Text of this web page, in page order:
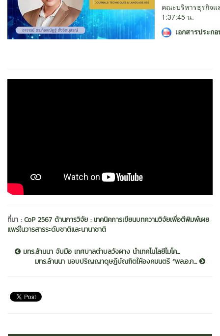
คณะบริหารธุรกิจ
1:37:45 น.
เอกสารประก
ที่มา :CoP 2567 ด้านการวิจัย : เทคนิคการเขียนบทความวิจัยเพื่อตีพิมพ์เผย
แพร่ในวารสารระดับชาติและนานาชาติ
มทร.ล้านนา จับมือ เทศบาลตำบลวังผาง นำเทคโนโลยีไมโค...
มทร.ล้านนา มอบปริญญาดุษฎีบัณฑิตให้องคมนตรี “พล.อ.ก...